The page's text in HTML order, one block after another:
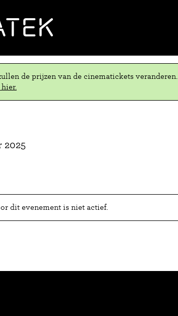
de prijzen van de cinematickets veranderen.
2025
dit evenement is niet actief.